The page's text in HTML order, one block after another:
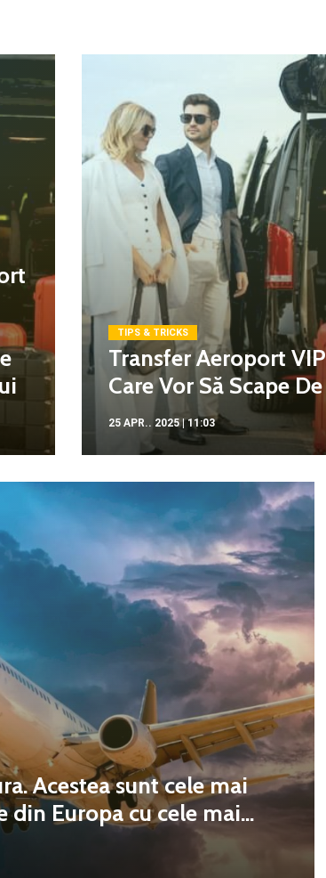
TIPS & TRICKS
Transfer Aeroport
Care Vor Să Scape
25 APR.. 2025 | 11:03
Acestea sunt cele mai
din Europa cu cele mai...